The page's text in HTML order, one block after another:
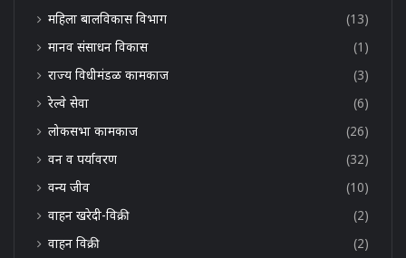
महिला बालविकास विभाग
(13)
मानव संसाधन विकास
(1)
राज्य विधीमंडळ कामकाज
(3)
रेल्वे सेवा
(6)
लोकसभा कामकाज
(26)
वन व पर्यावरण
(32)
वन्य जीव
(10)
वाहन खरेदी-विक्री
(2)
वाहन विक्री
(2)